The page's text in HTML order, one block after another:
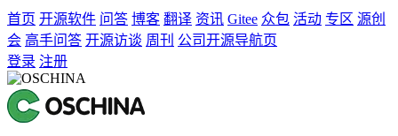
首页 开源软件 问答 博客 翻译 资讯 Gitee 众包 活动 专区 源创
会 高手问答 开源访谈 周刊 公司开源导航页
登录 注册